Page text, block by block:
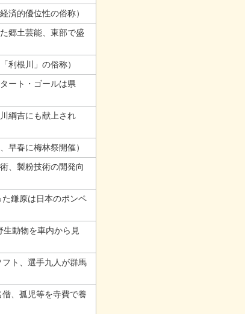
済的優位性の俗称）
郷土芸能、東部で盛
利根川」の俗称）
ート・ゴールは県
綱吉にも献上され
早春に梅林祭開催）
、製粉技術の開発向
鎌原は日本のポンペ
動物を車内から見
ト、選手九人が群馬
、孤児等を寺費で養